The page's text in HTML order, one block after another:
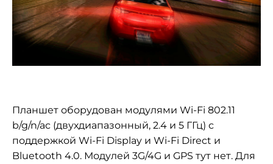
Планшет оборудован модулями Wi-Fi 802.11
b/g/n/ac (двухдиапазонный, 2.4 и 5 ГГц) с
поддержкой Wi-Fi Display и Wi-Fi Direct и
Bluetooth 4.0. Модулей 3G/4G и GPS тут нет. Для